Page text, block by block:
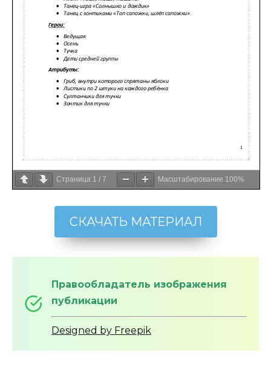
Страница 1 / 7 Масштабирование 100%
СКАЧАТЬ МАТЕРИАЛ
Правообладатель изображения
публикации
Designed by Freepik